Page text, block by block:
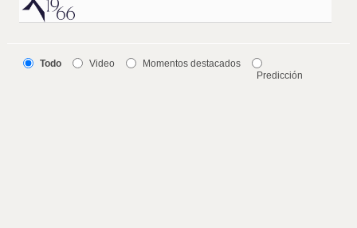
Todo Video
Momentos destacados
Predicción